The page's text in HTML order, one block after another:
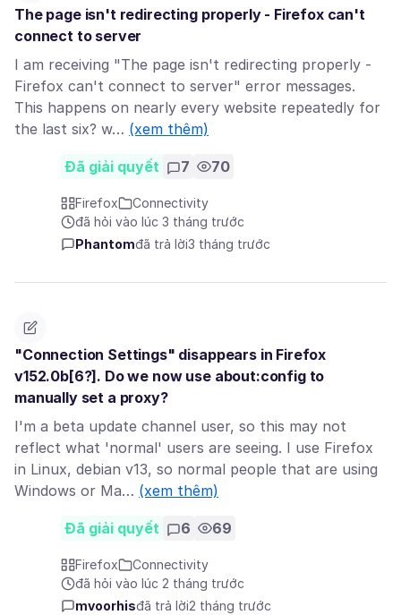
The page isn't redirecting properly - Firefox can't
connect to server
I am receiving "The page isn't redirecting properly -
Firefox can't connect to server" error messages.
This happens on nearly every website repeatedly for
the last six? w… (xem thêm)
Đã giải quyết 7 70
Firefox
Connectivity
đã hỏi vào lúc 3 tháng trước
Phantomđã trả lời3 tháng trước
"Connection Settings" disappears in Firefox
v152.0b[6?]. Do we now use about:config to
manually set a proxy?
I'm a beta update channel user, so this may not
reflect what 'normal' users are seeing. I use Firefox
in Linux, debian v13, so normal people that are using
Windows or Ma… (xem thêm)
Đã giải quyết 6 69
Firefox
Connectivity
đã hỏi vào lúc 2 tháng trước
mvoorhisđã trả lời2 tháng trước